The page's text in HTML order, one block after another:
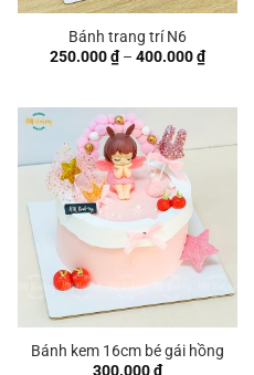
₫
Bánh trang trí N6
250.000₫ – 400.000₫
giá:
đến
Bánh kem 16cm bé gái hồng
300.000₫